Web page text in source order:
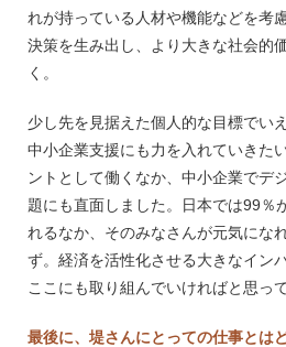
れが持っている人材や機能などを考
決策を生み出し、より大きな社会的
く。
少し先を見据えた個人的な目標でい
中小企業支援にも力を入れていきた
ントとして働くなか、中小企業でデ
題にも直面しました。日本では99％
れるなか、そのみなさんが元気にな
ず。経済を活性化させる大きなイン
ここにも取り組んでいければと思っ
最後に、堤さんにとっての仕事とは